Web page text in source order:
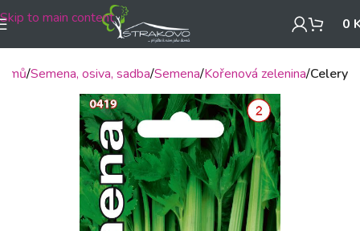
Skip to main content 0
Semena, osiva, sadba Semena Kořenová zelenina Celery